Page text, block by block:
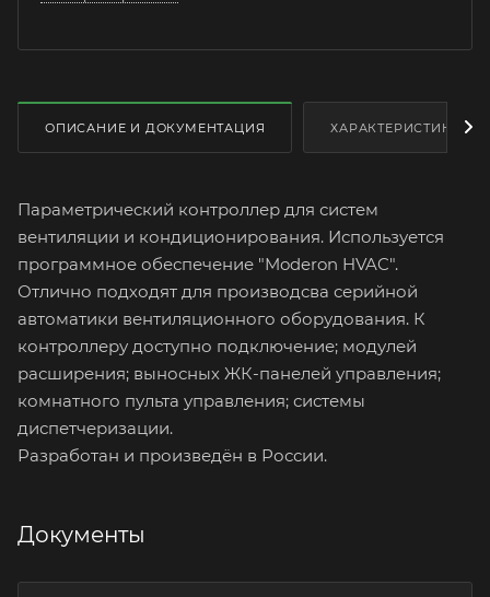
ОПИСАНИЕ И ДОКУМЕНТАЦИЯ ХАРАКТЕРИСТИКИ
Параметрический контроллер для систем
вентиляции и кондиционирования. Используется
программное обеспечение "Moderon HVAC".
Отлично подходят для производсва серийной
автоматики вентиляционного оборудования. К
контроллеру доступно подключение; модулей
расширения; выносных ЖК-панелей управления;
комнатного пульта управления; системы
диспетчеризации.
Разработан и произведён в России.
Документы